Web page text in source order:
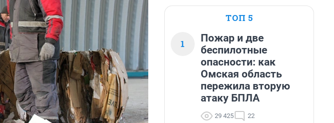
ТОП 5
1
Пожар и две
беспилотные
опасности: как
Омская область
пережила вторую
атаку БПЛА
29 425 22